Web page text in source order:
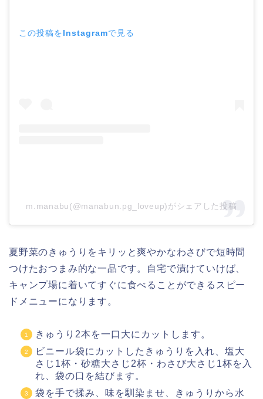
この投稿をInstagramで見る
m.manabu(@manabun.pg_loveup)がシェアした投稿
夏野菜のきゅうりをキリッと爽やかなわさびで短時間
つけたおつまみ的な一品です。自宅で漬けていけば、
キャンプ場に着いてすぐに食べることができるスピー
ドメニューになります。
きゅうり2本を一口大にカットします。
ビニール袋にカットしたきゅうりを入れ、塩大
さじ1杯・砂糖大さじ2杯・わさび大さじ1杯を入
れ、袋の口を結びます。
袋を手で揉み、味を馴染ませ、きゅうりから水